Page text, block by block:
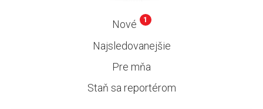
Nové 1
Najsledovanejšie
Pre mňa
Staň sa reportérom